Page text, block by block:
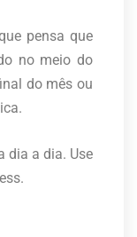
pensa que
no meio do
do mês ou
dia a dia. Use